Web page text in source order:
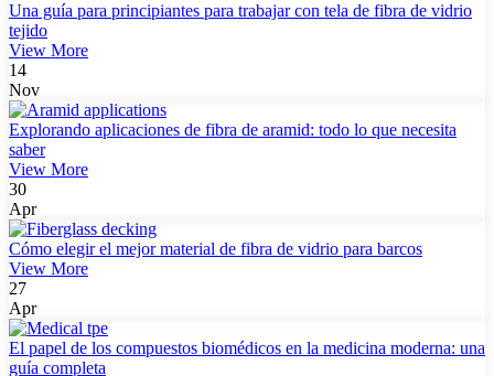
Una guía para principiantes para trabajar con tela de fibra de vidrio
tejido
View More
14
Nov
Explorando aplicaciones de fibra de aramid: todo lo que necesita
saber
View More
30
Apr
Cómo elegir el mejor material de fibra de vidrio para barcos
View More
27
Apr
El papel de los compuestos biomédicos en la medicina moderna: una
guía completa